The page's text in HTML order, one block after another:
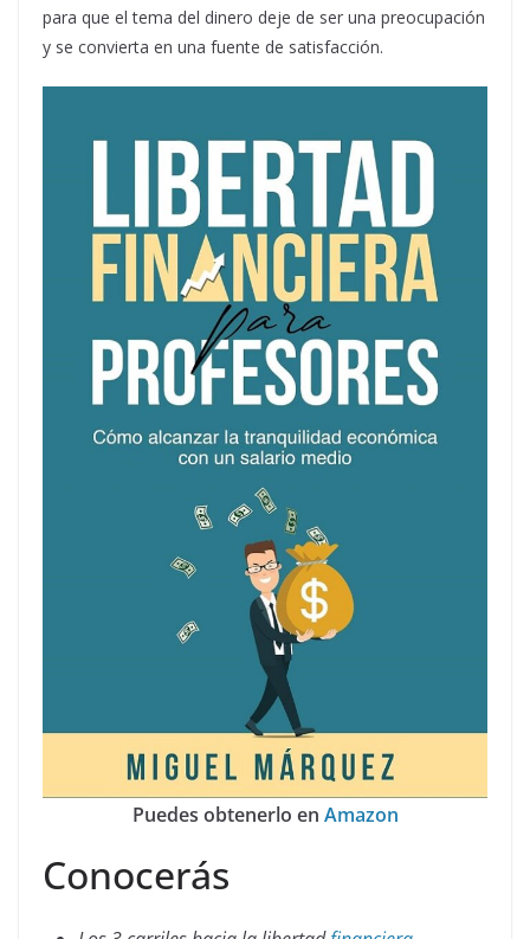
para que el tema del dinero deje de ser una preocupación
y se convierta en una fuente de satisfacción.
Puedes obtenerlo en Amazon
Conocerás